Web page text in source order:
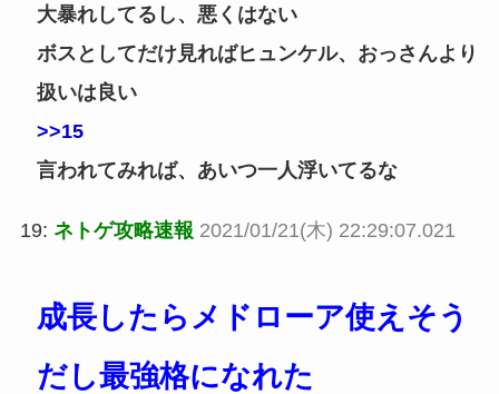
大暴れしてるし、悪くはない
ボスとしてだけ見ればヒュンケル、おっさんより
扱いは良い
>>15
言われてみれば、あいつ一人浮いてるな
19: ネトゲ攻略速報 2021/01/21(木) 22:29:07.021
成長したらメドローア使えそう
だし最強格になれた